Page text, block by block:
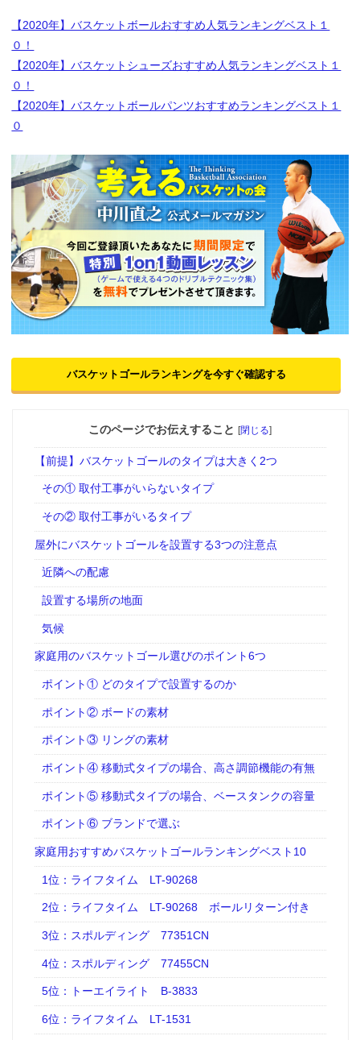
【2020年】バスケットボールおすすめ人気ランキングベスト１
０！
【2020年】バスケットシューズおすすめ人気ランキングベスト１
０！
【2020年】バスケットボールパンツおすすめランキングベスト１
０
バスケットゴールランキングを今すぐ確認する
このページでお伝えすること [閉じる]
【前提】バスケットゴールのタイプは大きく2つ
その① 取付工事がいらないタイプ
その② 取付工事がいるタイプ
屋外にバスケットゴールを設置する3つの注意点
近隣への配慮
設置する場所の地面
気候
家庭用のバスケットゴール選びのポイント6つ
ポイント① どのタイプで設置するのか
ポイント② ボードの素材
ポイント③ リングの素材
ポイント④ 移動式タイプの場合、高さ調節機能の有無
ポイント⑤ 移動式タイプの場合、ベースタンクの容量
ポイント⑥ ブランドで選ぶ
家庭用おすすめバスケットゴールランキングベスト10
1位：ライフタイム LT-90268
2位：ライフタイム LT-90268 ボールリターン付き
3位：スポルディング 77351CN
4位：スポルディング 77455CN
5位：トーエイライト B-3833
6位：ライフタイム LT-1531